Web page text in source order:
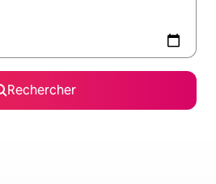
Rechercher